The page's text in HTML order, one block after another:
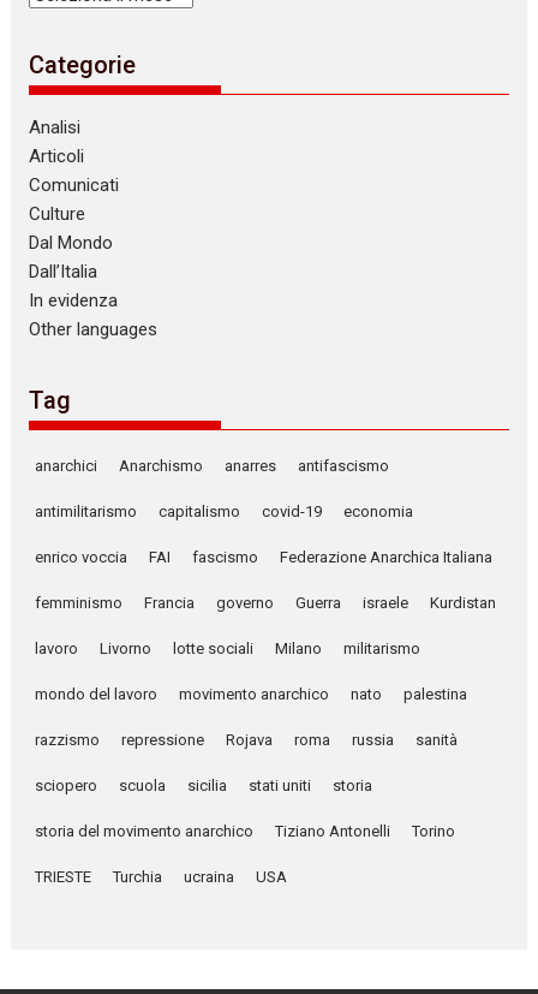
Categorie
Analisi
Articoli
Comunicati
Culture
Dal Mondo
Dall’Italia
In evidenza
Other languages
Tag
anarchici Anarchismo anarres antifascismo
antimilitarismo capitalismo covid-19 economia
enrico voccia FAI fascismo Federazione Anarchica Italiana
femminismo Francia governo Guerra israele Kurdistan
lavoro Livorno lotte sociali Milano militarismo
mondo del lavoro movimento anarchico nato palestina
razzismo repressione Rojava roma russia sanità
sciopero scuola sicilia stati uniti storia
storia del movimento anarchico Tiziano Antonelli Torino
TRIESTE Turchia ucraina USA